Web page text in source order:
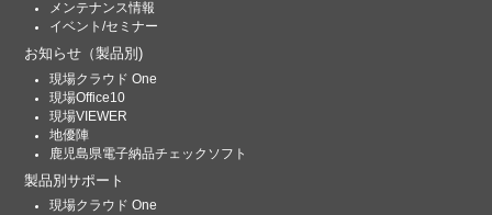
メンテナンス情報
イベント/セミナー
お知らせ （製品別)
現場クラウド One
現場Office10
現場VIEWER
地優陣
鹿児島県電子納品チェックソフト
製品別サポート
現場クラウド One